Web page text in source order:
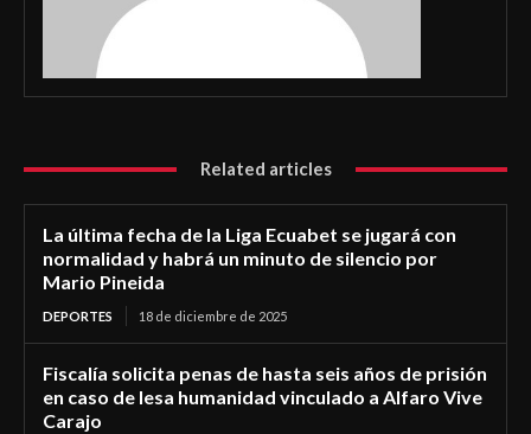
Related articles
La última fecha de la Liga Ecuabet se jugará con
normalidad y habrá un minuto de silencio por
Mario Pineida
DEPORTES 18 de diciembre de 2025
Fiscalía solicita penas de hasta seis años de prisión
en caso de lesa humanidad vinculado a Alfaro Vive
Carajo